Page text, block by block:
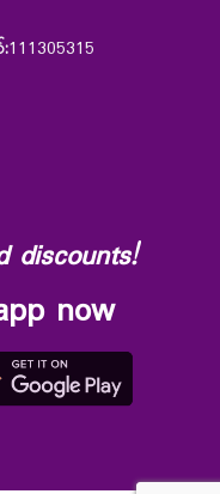
111305315
discounts!
now